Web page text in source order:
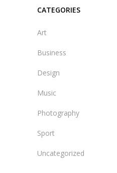
CATEGORIES
Art
Business
Design
Music
Photography
Sport
Uncategorized